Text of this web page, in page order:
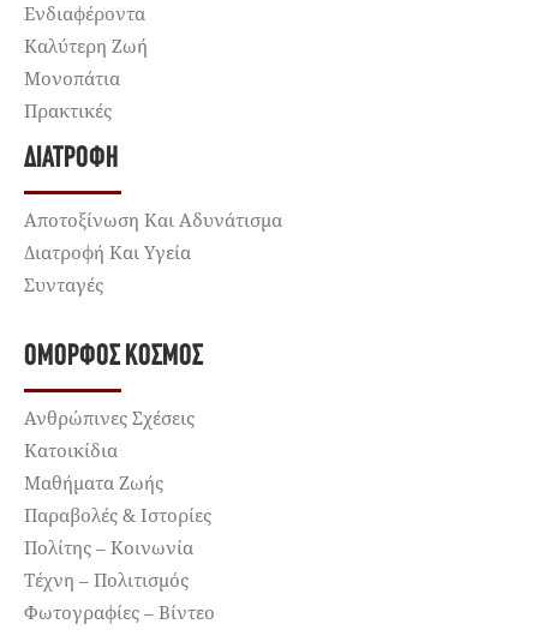
Ενδιαφέροντα
Καλύτερη Ζωή
Μονοπάτια
Πρακτικές
ΔΙΑΤΡΟΦΉ
Αποτοξίνωση Και Αδυνάτισμα
Διατροφή Και Υγεία
Συνταγές
ΌΜΟΡΦΟΣ ΚΌΣΜΟΣ
Ανθρώπινες Σχέσεις
Κατοικίδια
Μαθήματα Ζωής
Παραβολές & Ιστορίες
Πολίτης – Κοινωνία
Τέχνη – Πολιτισμός
Φωτογραφίες – Βίντεο